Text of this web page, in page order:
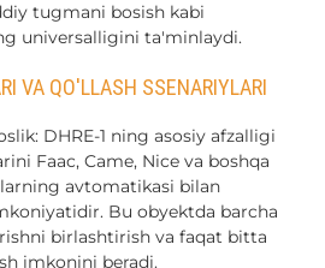
tugmani bosish kabi
universalligini ta'minlaydi.
VA QO'LLASH SSENARIYLARI
DHRE-1 ning asosiy afzalligi
Faac, Came, Nice va boshqa
avtomatikasi bilan
Bu obyektda barcha
birlashtirish va faqat bitta
imkonini beradi.